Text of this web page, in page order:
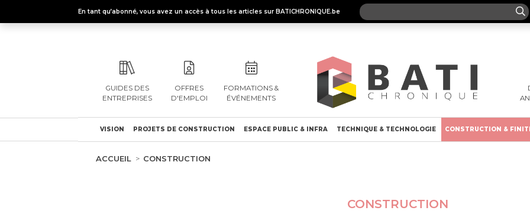
En tant qu’abonné, vous avez un accès à tous les articles sur BATICHRONIQUE.be
GUIDES DES
ENTREPRISES
OFFRES
D'EMPLOI
FORMATIONS &
ÉVÉNEMENTS
VISION PROJETS DE CONSTRUCTION ESPACE PUBLIC & INFRA TECHNIQUE & TECHNOLOGIE CONSTRUCTION &
ACCUEIL CONSTRUCTION
CONSTRUCTION